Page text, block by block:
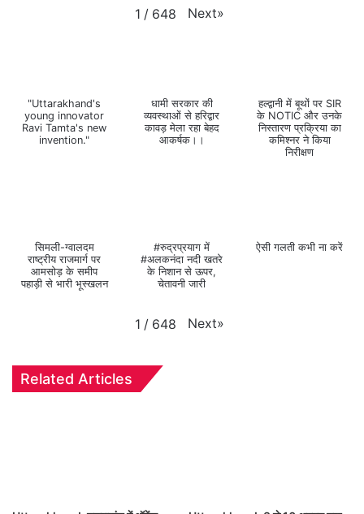
1 / 648 Next»
"Uttarakhand's
young innovator
Ravi Tamta's new
invention."
धामी सरकार की
व्यवस्थाओं से हरिद्वार
कावड़ मेला रहा बेहद
आकर्षक।।
हल्द्वानी में बूथों पर SIR
के NOTIC और उनके
निस्तारण प्रक्रिया का
कमिश्नर ने किया
निरीक्षण
सिमली-ग्वालदम
राष्ट्रीय राजमार्ग पर
आमसोड़ के समीप
पहाड़ी से भारी भूस्खलन
#रुद्रप्रयाग में
#अलकनंदा नदी खतरे
के निशान से ऊपर,
चेतावनी जारी
ऐसी गलती कभी ना करें
1 / 648 Next»
Related Articles